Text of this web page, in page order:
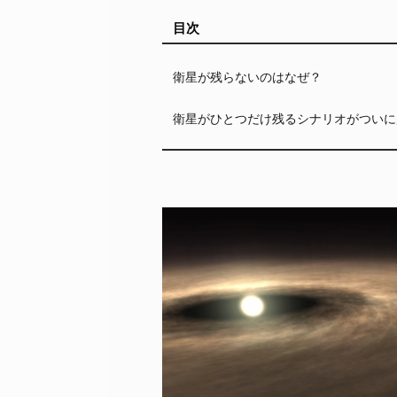
目次
衛星が残らないのはなぜ？
衛星がひとつだけ残るシナリオがつい